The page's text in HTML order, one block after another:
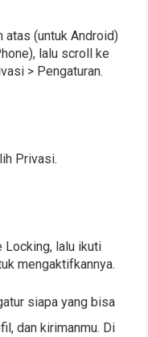
atas (untuk Android)
lalu scroll ke
> Pengaturan.
Privasi.
Locking, lalu ikuti
mengaktifkannya.
siapa yang bisa
dan kirimanmu. Di